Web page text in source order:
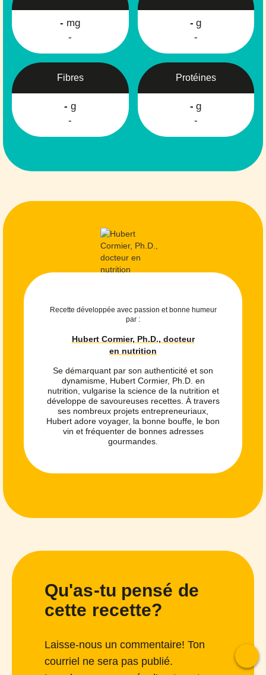
- mg
-
- g
-
Fibres
- g
-
Protéines
- g
-
Recette développée avec passion et bonne humeur
par :
Hubert Cormier, Ph.D., docteur
en nutrition
Se démarquant par son authenticité et son
dynamisme, Hubert Cormier, Ph.D. en
nutrition, vulgarise la science de la nutrition et
développe de savoureuses recettes. À travers
ses nombreux projets entrepreneuriaux,
Hubert adore voyager, la bonne bouffe, le bon
vin et fréquenter de bonnes adresses
gourmandes.
Qu'as-tu pensé de
cette recette?
Laisse-nous un commentaire! Ton
courriel ne sera pas publié.